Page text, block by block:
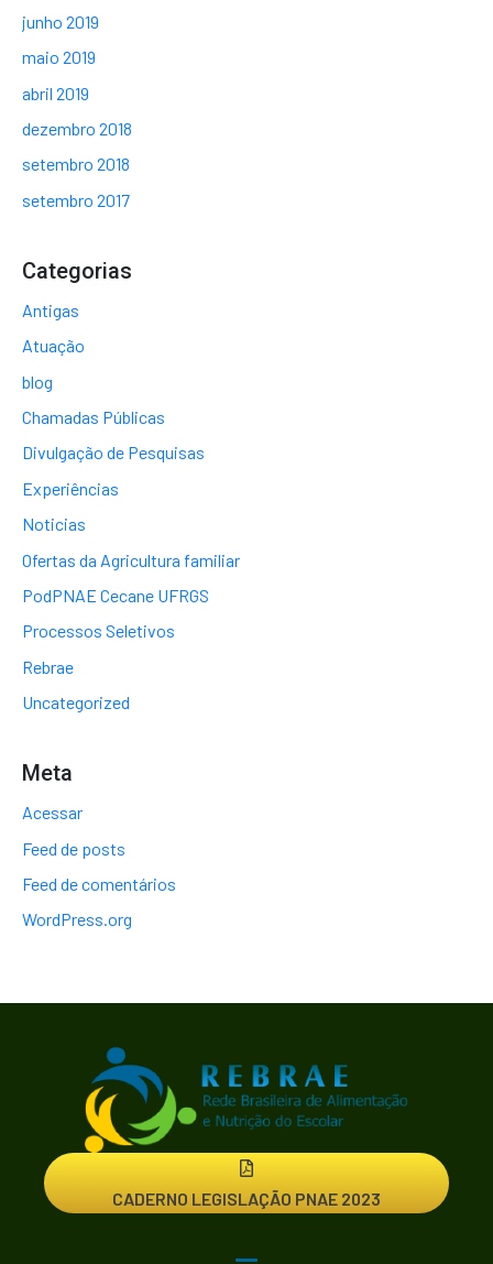
junho 2019
maio 2019
abril 2019
dezembro 2018
setembro 2018
setembro 2017
Categorias
Antigas
Atuação
blog
Chamadas Públicas
Divulgação de Pesquisas
Experiências
Noticias
Ofertas da Agricultura familiar
PodPNAE Cecane UFRGS
Processos Seletivos
Rebrae
Uncategorized
Meta
Acessar
Feed de posts
Feed de comentários
WordPress.org
CADERNO LEGISLAÇÃO PNAE 2023